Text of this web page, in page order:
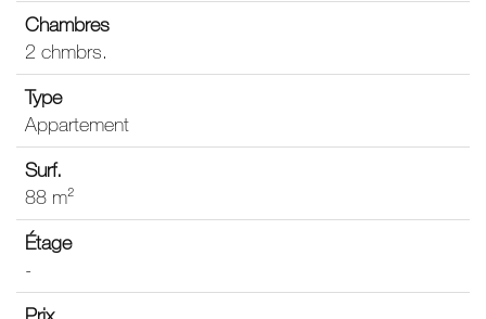
2 chmbrs.
Appartement
88 m²
-